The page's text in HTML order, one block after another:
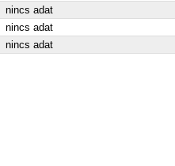
nincs adat
nincs adat
nincs adat